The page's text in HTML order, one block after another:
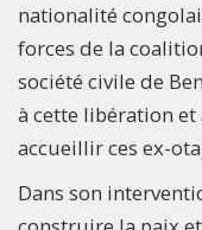
nationalité
forces de la
société civile de
à cette libération
accueillir ces ex-
Dans son